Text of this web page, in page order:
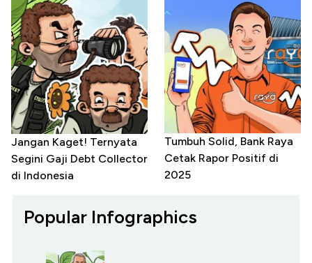
Jangan Kaget! Ternyata
Segini Gaji Debt Collector
di Indonesia
Tumbuh Solid, Bank Raya
Cetak Rapor Positif di
2025
Popular Infographics